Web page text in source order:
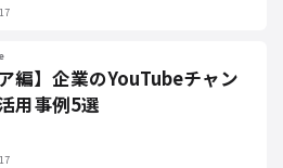
ア編】企業のYouTubeチャン
用事例5選